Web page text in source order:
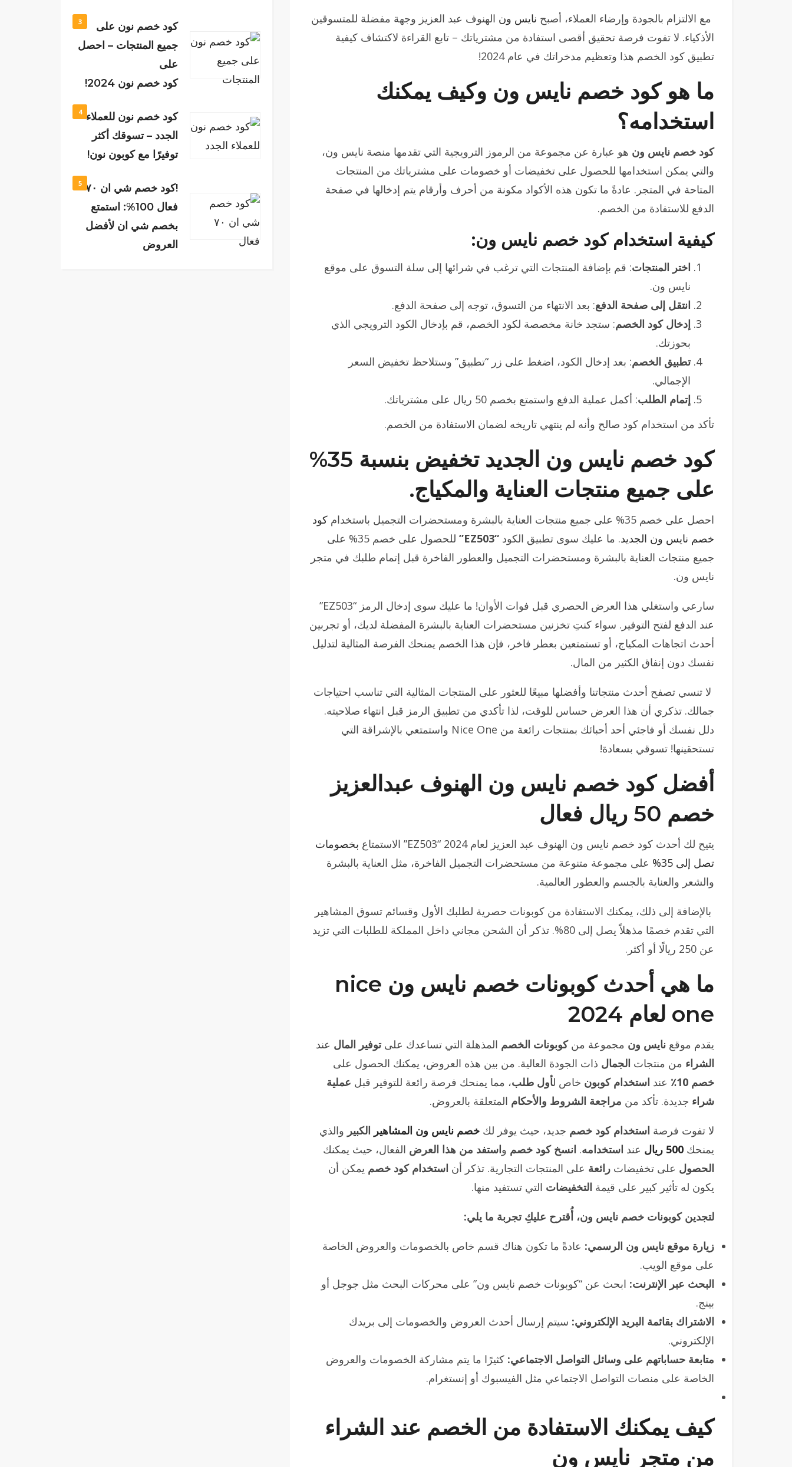
مع الالتزام بالجودة وإرضاء العملاء، أصبح نايس ون الهنوف عبد العزيز وجهة مفضلة للمتسوقين
الأذكياء. لا تفوت فرصة تحقيق أقصى استفادة من مشترياتك – تابع القراءة لاكتشاف كيفية
تطبيق كود الخصم هذا وتعظيم مدخراتك في عام 2024!
ما هو كود خصم نايس ون وكيف يمكنك
استخدامه؟
كود خصم نايس ون هو عبارة عن مجموعة من الرموز الترويجية التي تقدمها منصة نايس ون،
والتي يمكن استخدامها للحصول على تخفيضات أو خصومات على مشترياتك من المنتجات
المتاحة في المتجر. عادةً ما تكون هذه الأكواد مكونة من أحرف وأرقام يتم إدخالها في صفحة
الدفع للاستفادة من الخصم.
كيفية استخدام كود خصم نايس ون:
اختر المنتجات: قم بإضافة المنتجات التي ترغب في شرائها إلى سلة التسوق على موقع
نايس ون.
انتقل إلى صفحة الدفع: بعد الانتهاء من التسوق، توجه إلى صفحة الدفع.
إدخال كود الخصم: ستجد خانة مخصصة لكود الخصم، قم بإدخال الكود الترويجي الذي
بحوزتك.
تطبيق الخصم: بعد إدخال الكود، اضغط على زر “تطبيق” وستلاحظ تخفيض السعر
الإجمالي.
إتمام الطلب: أكمل عملية الدفع واستمتع بخصم 50 ريال على مشترياتك.
تأكد من استخدام كود صالح وأنه لم ينتهي تاريخه لضمان الاستفادة من الخصم.
كود خصم نايس ون الجديد تخفيض بنسبة 35%
على جميع منتجات العناية والمكياج.
احصل على خصم 35% على جميع منتجات العناية بالبشرة ومستحضرات التجميل باستخدام
كود
خصم نايس ون الجديد. ما عليك سوى تطبيق الكود “EZ503”
للحصول على خصم 35% على
جميع منتجات العناية بالبشرة ومستحضرات التجميل والعطور الفاخرة قبل إتمام طلبك في متجر
نايس ون.
سارعي واستغلي هذا العرض الحصري قبل فوات الأوان! ما عليك سوى إدخال الرمز “EZ503”
عند الدفع لفتح التوفير. سواء كنتِ تخزنين مستحضرات العناية بالبشرة المفضلة لديك، أو تجربين
أحدث اتجاهات المكياج، أو تستمتعين بعطر فاخر، فإن هذا الخصم يمنحك الفرصة المثالية لتدليل
نفسك دون إنفاق الكثير من المال.
لا تنسي تصفح أحدث منتجاتنا وأفضلها مبيعًا للعثور على المنتجات المثالية التي تناسب احتياجات
جمالك. تذكري أن هذا العرض حساس للوقت، لذا تأكدي من تطبيق الرمز قبل انتهاء صلاحيته.
دلل نفسك أو فاجئي أحد أحبائك بمنتجات رائعة من Nice One واستمتعي بالإشراقة التي
تستحقينها! تسوقي بسعادة!
أفضل كود خصم نايس ون الهنوف عبدالعزيز
خصم 50 ريال فعال
يتيح لك أحدث كود خصم نايس ون الهنوف عبد العزيز لعام 2024 “EZ503” الاستمتاع
بخصومات
تصل إلى 35%
على مجموعة متنوعة من مستحضرات التجميل الفاخرة، مثل العناية بالبشرة
والشعر والعناية بالجسم والعطور العالمية.
بالإضافة إلى ذلك، يمكنك الاستفادة من كوبونات حصرية لطلبك الأول وقسائم تسوق المشاهير
التي تقدم خصمًا مذهلاً يصل إلى 80%. تذكر أن الشحن مجاني داخل المملكة للطلبات التي تزيد
عن 250 ريالًا أو أكثر.
ما هي أحدث كوبونات خصم نايس ون nice
one لعام 2024
يقدم موقع نايس ون مجموعة منكوبونات الخصم المذهلة التي تساعدك علىتوفير المال عند
الشراء من منتجات الجمال ذات الجودة العالية. من بين هذه العروض، يمكنك الحصول على
خصم 10٪
عند استخدام كوبون خاص لأول طلب، مما يمنحك فرصة رائعة للتوفير قبل عملية
شراء جديدة. تأكد من مراجعة الشروط والأحكام المتعلقة بالعروض.
لا تفوت فرصة استخدام كود خصم جديد، حيث يوفر لك خصم نايس ون المشاهير الكبير والذي
يمنحك 500 ريال عند استخدامه. انسخ كود خصم واستفد من هذا العرض الفعال، حيث يمكنك
الحصول على تخفيضات رائعة على المنتجات التجارية. تذكر أن استخدام كود خصم يمكن أن
يكون له تأثير كبير على قيمة التخفيضات التي تستفيد منها.
لتجدين كوبونات خصم نايس ون، أُقترح عليكِ تجربة ما يلي:
زيارة موقع نايس ون الرسمي: عادةً ما تكون هناك قسم خاص بالخصومات والعروض الخاصة
على موقع الويب.
البحث عبر الإنترنت: ابحث عن “كوبونات خصم نايس ون” على محركات البحث مثل جوجل أو
بينج.
الاشتراك بقائمة البريد الإلكتروني: سيتم إرسال أحدث العروض والخصومات إلى بريدك
الإلكتروني.
متابعة حساباتهم على وسائل التواصل الاجتماعي: كثيرًا ما يتم مشاركة الخصومات والعروض
الخاصة على منصات التواصل الاجتماعي مثل الفيسبوك أو إنستغرام.
كيف يمكنك الاستفادة من الخصم عند الشراء
من متجر نايس ون
3
كود خصم نون على
جميع المنتجات – احصل
على
كود خصم نون 2024!
4 كود خصم نون للعملاء
الجدد – تسوقك أكثر
توفيرًا مع كوبون نون!
5 !كود خصم شي ان ٧٠
فعال 100%: استمتع
بخصم شي ان لأفضل
العروض